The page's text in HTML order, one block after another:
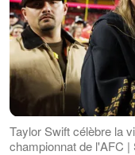
Taylor Swift célèbre la
championnat de l'AFC